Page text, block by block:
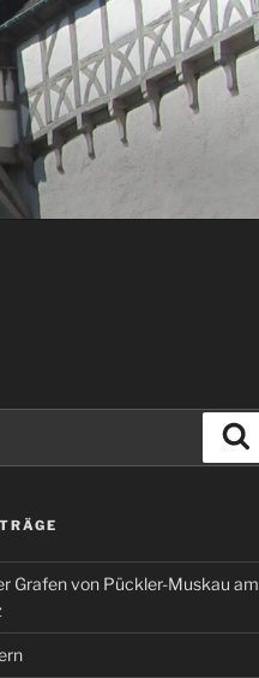
Grafen von Pückler-Muskau am